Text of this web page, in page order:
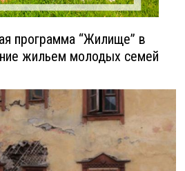
программа “Жилище” в
жильем молодых семей